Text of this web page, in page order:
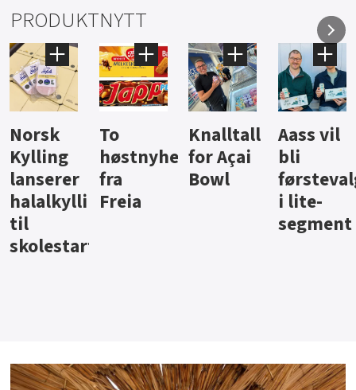
PRODUKTNYTT
Knalltall
for Açai
Bowl
Aass vil
bli
førstevalg
i lite-
Brus og
jus fra
Berentsen
Hard
iste fra
Hansa